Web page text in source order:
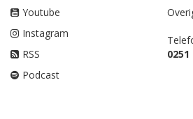
Youtube
Instagram
RSS
Podcast
0251